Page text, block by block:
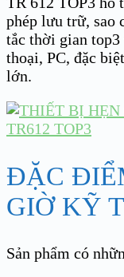
phép lưu trữ, sao
tắc thời gian top3
thoại, PC, đặc
lớn.
ĐẶC
GIỜ KỸ
Sản phẩm có